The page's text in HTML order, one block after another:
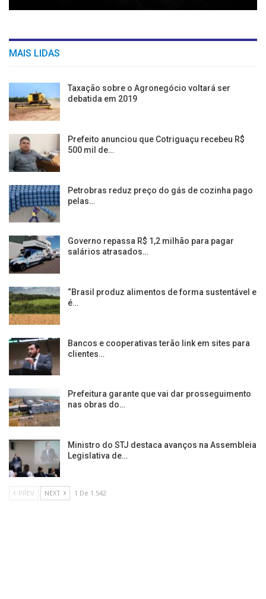
MAIS LIDAS
Taxação sobre o Agronegócio voltará ser
debatida em 2019
Prefeito anunciou que Cotriguaçu recebeu R$
500 mil de…
Petrobras reduz preço do gás de cozinha pago
pelas…
Governo repassa R$ 1,2 milhão para pagar
salários atrasados…
“Brasil produz alimentos de forma sustentável e
é…
Bancos e cooperativas terão link em sites para
clientes…
Prefeitura garante que vai dar prosseguimento
nas obras do…
Ministro do STJ destaca avanços na Assembleia
Legislativa de…
PREV NEXT 1 De 1.542